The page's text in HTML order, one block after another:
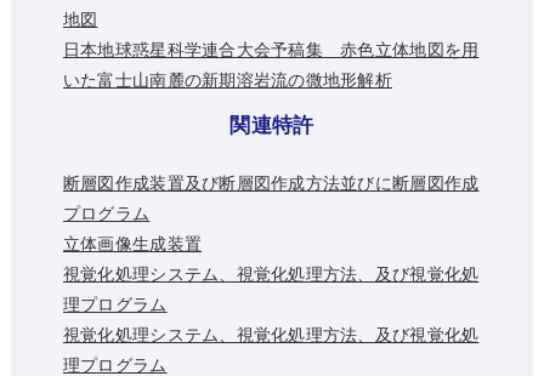
地図
日本地球惑星科学連合大会予稿集 赤色立体地図を用
いた富士山南麓の新期溶岩流の微地形解析
関連特許
断層図作成装置及び断層図作成方法並びに断層図作成
プログラム
立体画像生成装置
視覚化処理システム、視覚化処理方法、及び視覚化処
理プログラム
視覚化処理システム、視覚化処理方法、及び視覚化処
理プログラム